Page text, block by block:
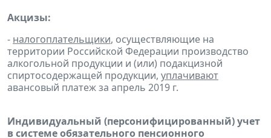
Акцизы:
- налогоплательщики, осуществляющие на
территории Российской Федерации производство
алкогольной продукции и (или) подакцизной
спиртосодержащей продукции, уплачивают
авансовый платеж за апрель 2019 г.
Индивидуальный (персонифицированный) учет
в системе обязательного пенсионного